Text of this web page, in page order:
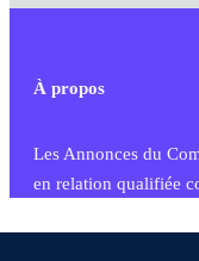
À propos
Les Annonces du
en relation qualifiée
commercial et les